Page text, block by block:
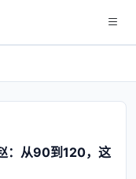
：从90到120，这